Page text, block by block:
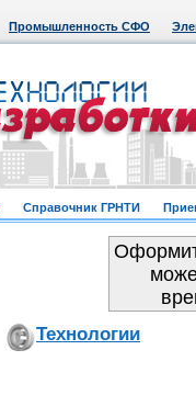
Промышленность СФО
Справочник ГРНТИ
Технологии